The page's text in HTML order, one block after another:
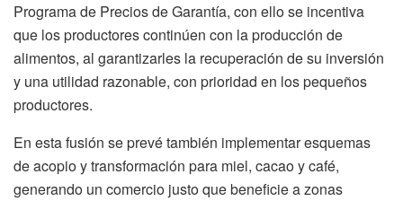
Programa de Precios de Garantía, con ello se incentiva
que los productores continúen con la producción de
alimentos, al garantizarles la recuperación de su inversión
y una utilidad razonable, con prioridad en los pequeños
productores.
En esta fusión se prevé también implementar esquemas
de acopio y transformación para miel, cacao y café,
generando un comercio justo que beneficie a zonas